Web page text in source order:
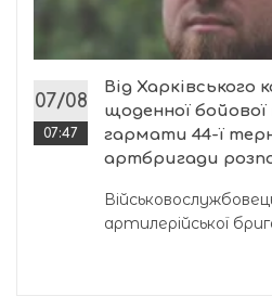
07/08
07:47
Від Харківського
щоденної
гармати 44-ї
артбригади
артилерійської